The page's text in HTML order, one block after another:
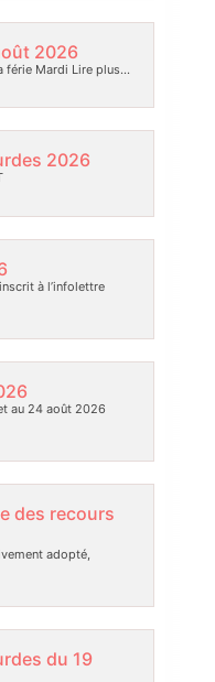
2026
férie Mardi Lire plus…
2026
à l’infolettre
au 24 août 2026
des recours
adopté,
du 19